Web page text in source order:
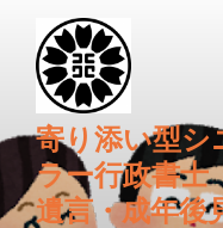
キ
寄り添い型シ
ラー行政書
遺言・成年後